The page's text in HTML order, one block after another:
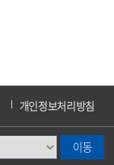
개인정보처리방침
캠퍼스안내